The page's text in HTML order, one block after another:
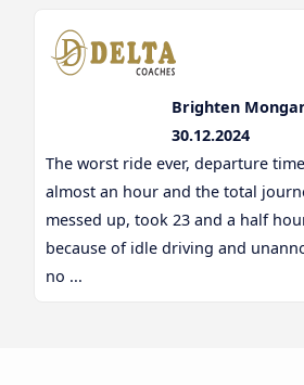
Brighten
30.12.2024
The worst ride ever, departure
almost an hour and the total
messed up, took 23 and a half
because of idle driving and
no ...